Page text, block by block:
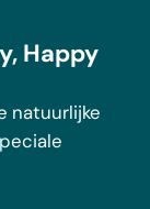
Happy
natuurlijke